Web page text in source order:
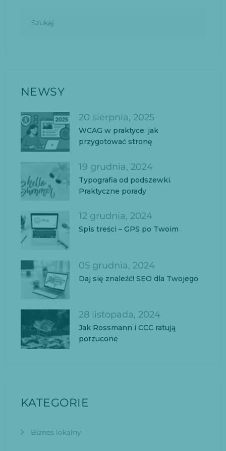
NEWSY
20 sierpnia, 2025
WCAG w praktyce: jak
przygotować stronę
19 grudnia, 2024
Typografia od podszewki.
Praktyczne porady
12 grudnia, 2024
Spis treści – GPS po Twoim
05 grudnia, 2024
Daj się znaleźć! SEO dla Twojego
28 listopada, 2024
Jak Rossmann i CCC ratują
porzucone
KATEGORIE
Biznes lokalny